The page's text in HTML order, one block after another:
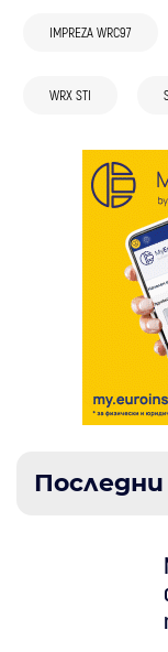
IMPREZA WRC97
WRX STI